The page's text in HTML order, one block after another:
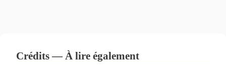
Crédits — À lire également